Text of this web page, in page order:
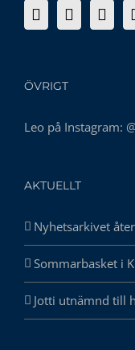
ÖVRIGT
Leo på Instagram:
AKTUELLT
Nyhetsarkivet
Sommarbasket i
Jotti utnämnd till